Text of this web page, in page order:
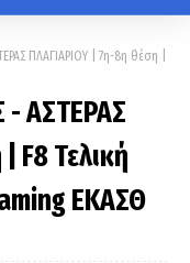
ΠΛΑΓΙΑΡΙΟΥ | 7η-8η θέση |
ΑΣΤΕΡΑΣ
F8 Τελική
ΕΚΑΣΘ